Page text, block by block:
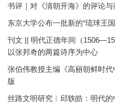
书评｜对《清朝开海》的评论与
东京大学公布一批新的“琉球王
刊文 || 明代正德年间（
以张邦奇的两篇诗序为中心
张伯伟教授主编《高丽朝鲜时
版
丝路文明研究︱邱轶皓：明代